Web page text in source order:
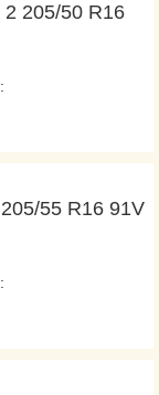
205/50 R16
55 R16 91V